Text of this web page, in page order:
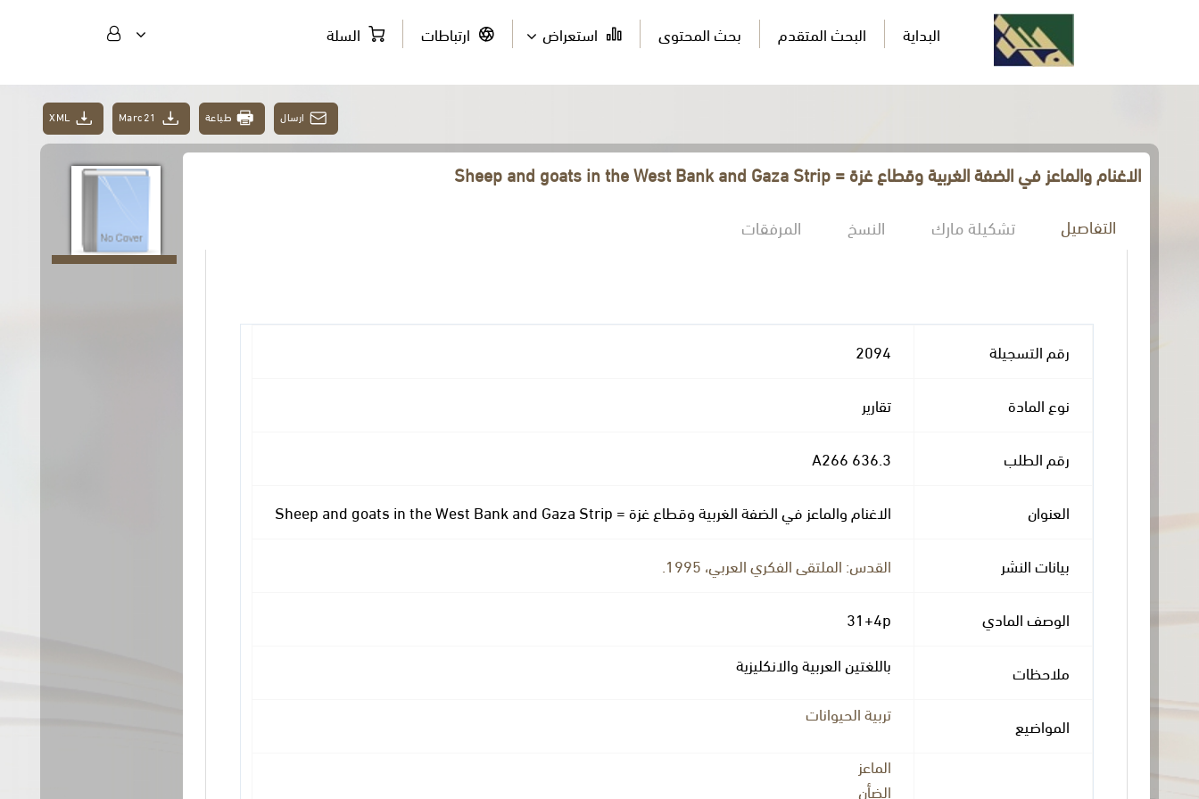
البداية البحث المتقدم بحث المحتوى استعراض ارتباطات السلة
ارسال طباعة Marc21
XML
الاغنام والماعز في الضفة الغربية وقطاع غزة = Sheep and goats in the West Bank and Gaza Strip
التفاصيل تشكيلة مارك النسخ المرفقات
رقم التسجيلة 2094
نوع المادة تقارير
رقم الطلب 636.3 A266
العنوان الاغنام والماعز في الضفة الغربية وقطاع غزة = Sheep and goats in the West Bank and Gaza Strip
بيانات النشر القدس: الملتقى الفكري العربي، 1995.
الوصف المادي 31+4p
ملاحظات باللغتين العربية والانكليزية
المواضيع
تربية الحيوانات
الماعز
الضأن